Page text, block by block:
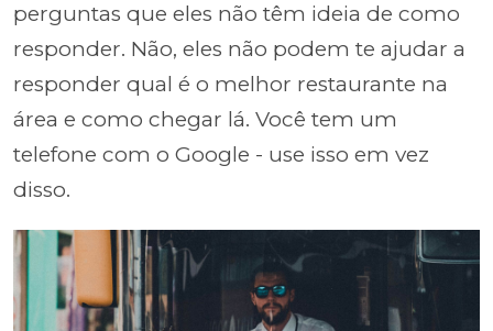
perguntas que eles não têm ideia de como
responder. Não, eles não podem te ajudar a
responder qual é o melhor restaurante na
área e como chegar lá. Você tem um
telefone com o Google - use isso em vez
disso.